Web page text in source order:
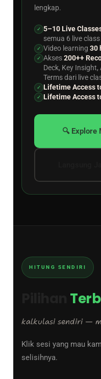
lengkap.
✓ 5–10 Live
semua 6 live
✓ Video learning 30
✓ Akses200++
Deck, Key
Terms dari live
✓ Lifetime Access
✓ Lifetime Access
🔍 Explore
HITUNG SENDIRI
kalkulasi sendiri —
Klik sesi yang mau
selisihnya.